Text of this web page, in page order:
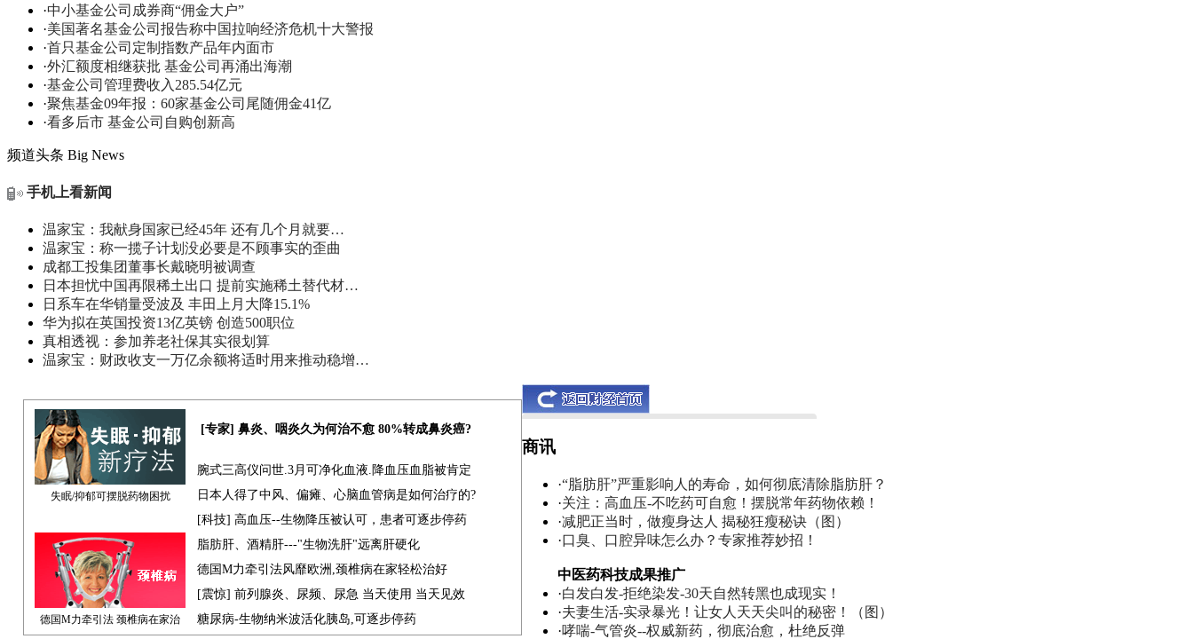
·中小基金公司成券商“佣金大户”
·美国著名基金公司报告称中国拉响经济危机十大警报
·首只基金公司定制指数产品年内面市
·外汇额度相继获批 基金公司再涌出海潮
·基金公司管理费收入285.54亿元
·聚焦基金09年报：60家基金公司尾随佣金41亿
·看多后市 基金公司自购创新高
频道头条 Big News
手机上看新闻
温家宝：我献身国家已经45年 还有几个月就要…
温家宝：称一揽子计划没必要是不顾事实的歪曲
成都工投集团董事长戴晓明被调查
日本担忧中国再限稀土出口 提前实施稀土替代材…
日系车在华销量受波及 丰田上月大降15.1%
华为拟在英国投资13亿英镑 创造500职位
真相透视：参加养老社保其实很划算
温家宝：财政收支一万亿余额将适时用来推动稳增…
失眠/抑郁可摆脱药物困扰
[专家] 鼻炎、咽炎久为何治不愈 80%转成鼻炎癌?
腕式三高仪问世.3月可净化血液.降血压血脂被肯定
日本人得了中风、偏瘫、心脑血管病是如何治疗的?
[科技] 高血压--生物降压被认可，患者可逐步停药
德国M力牵引法 颈椎病在家治
脂肪肝、酒精肝---"生物洗肝"远离肝硬化
德国M力牵引法风靡欧洲,颈椎病在家轻松治好
[震惊] 前列腺炎、尿频、尿急 当天使用 当天见效
糖尿病-生物纳米波活化胰岛,可逐步停药
商讯
·“脂肪肝”严重影响人的寿命，如何彻底清除脂肪肝？
·关注：高血压-不吃药可自愈！摆脱常年药物依赖！
·减肥正当时，做瘦身达人 揭秘狂瘦秘诀（图）
·口臭、口腔异味怎么办？专家推荐妙招！
中医药科技成果推广
·白发白发-拒绝染发-30天自然转黑也成现实！
·夫妻生活-实录暴光！让女人天天尖叫的秘密！（图）
·哮喘-气管炎--权威新药，彻底治愈，杜绝反弹